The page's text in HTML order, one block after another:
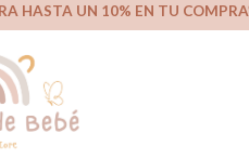
HASTA UN 10% EN TU